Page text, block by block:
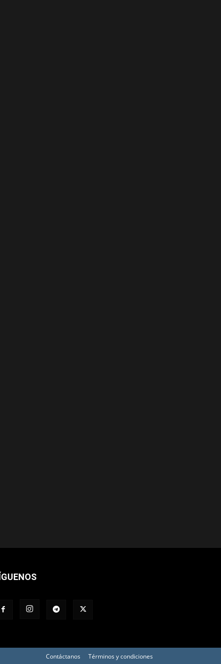
Contáctanos Términos y condiciones